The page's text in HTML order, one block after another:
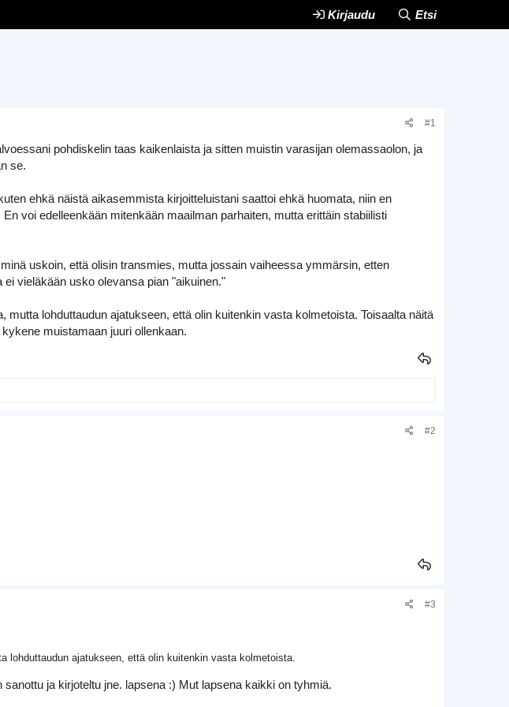
Kirjaudu Etsi
#1
pohdiskelin taas kaikenlaista ja sitten muistin varasijan olemassaolon, ja
se.
ehkä näistä aikasemmista kirjoitteluistani saattoi ehkä huomata, niin en
voi edelleenkään mitenkään maailman parhaiten, mutta erittäin stabiilisti
uskoin, että olisin transmies, mutta jossain vaiheessa ymmärsin, etten
vieläkään usko olevansa pian "aikuinen."
lohduttaudun ajatukseen, että olin kuitenkin vasta kolmetoista. Toisaalta näitä
muistamaan juuri ollenkaan.
#2
#3
lohduttaudun ajatukseen, että olin kuitenkin vasta kolmetoista.
ja kirjoteltu jne. lapsena :) Mut lapsena kaikki on tyhmiä.